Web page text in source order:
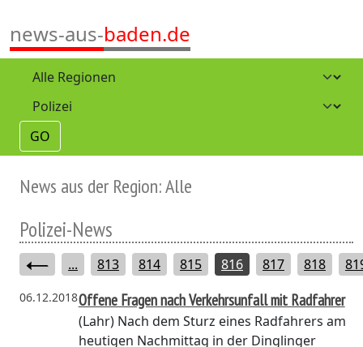
news-aus-baden.de
GO
News aus der Region: Alle
Polizei-News
... 813 814 815 816 817 818
06.12.2018Offene Fragen nach Verkehrsunfall mit Radfahrer
(Lahr)Nach dem Sturz eines Radfahrers am
heutigen Nachmittag in der Dinglinger